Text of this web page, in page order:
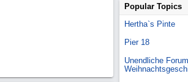
Popular Topics
Hertha`s Pinte
Pier 18
Unendliche